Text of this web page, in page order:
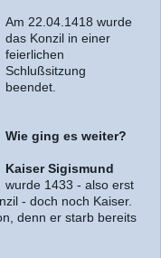
Am 22.04.1418 wurde
das Konzil in einer
feierlichen
Schlußsitzung
beendet.
Wie ging es weiter?
Kaiser Sigismund
wurde 1433 - also erst
- doch noch Kaiser.
denn er starb bereits